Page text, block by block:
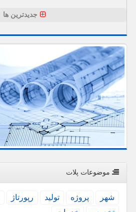
جدیدترین ها
موضوعات پلات
شهر پروژه تولید رپورتاژ